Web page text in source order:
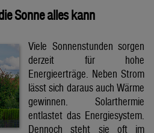
Sonne alles kann
Viele Sonnenstunden sorgen
derzeit für hohe
Energieerträge. Neben Strom
lässt sich daraus auch Wärme
gewinnen. Solarthermie
entlastet das Energiesystem.
Dennoch steht sie oft im